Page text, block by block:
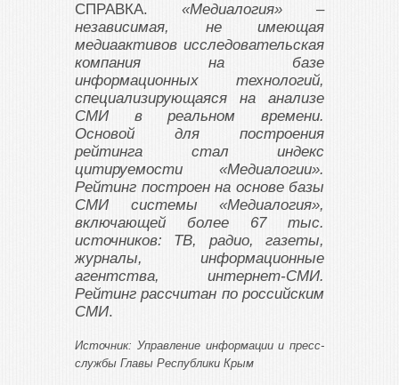
СПРАВКА. «Медиалогия» –
независимая, не имеющая
медиаактивов исследовательская
компания на базе
информационных технологий,
специализирующаяся на анализе
СМИ в реальном времени.
Основой для построения
рейтинга стал индекс
цитируемости «Медиалогии».
Рейтинг построен на основе базы
СМИ системы «Медиалогия»,
включающей более 67 тыс.
источников: ТВ, радио, газеты,
журналы, информационные
агентства, интернет-СМИ.
Рейтинг рассчитан по российским
СМИ.
Источник: Управление информации и пресс-
службы Главы Республики Крым